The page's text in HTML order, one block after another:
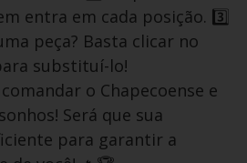
entra em cada posição. 3️⃣
peça? Basta clicar no
substituí-lo!
o Chapecoense e
Será que sua
para garantir a